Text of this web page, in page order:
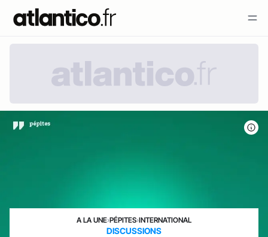
A LA UNE›PÉPITES›INTERNATIONAL
DISCUSSIONS